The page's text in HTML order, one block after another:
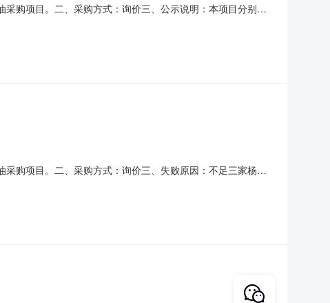
购项目。二、采购方式：询价三、公示说明：本项目分别于
购项目。二、采购方式：询价三、失败原因：不足三家杨凌